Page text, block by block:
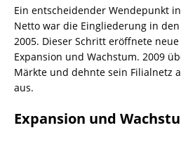
Ein entscheidender Wendepunkt
Netto war die Eingliederung in
2005. Dieser Schritt eröffnete
Expansion und Wachstum. 2009
Märkte und dehnte sein Filialnetz
aus.
Expansion und